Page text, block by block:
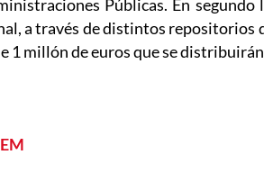
Públicas. En
a través de distintos repositorios
millón de euros que se